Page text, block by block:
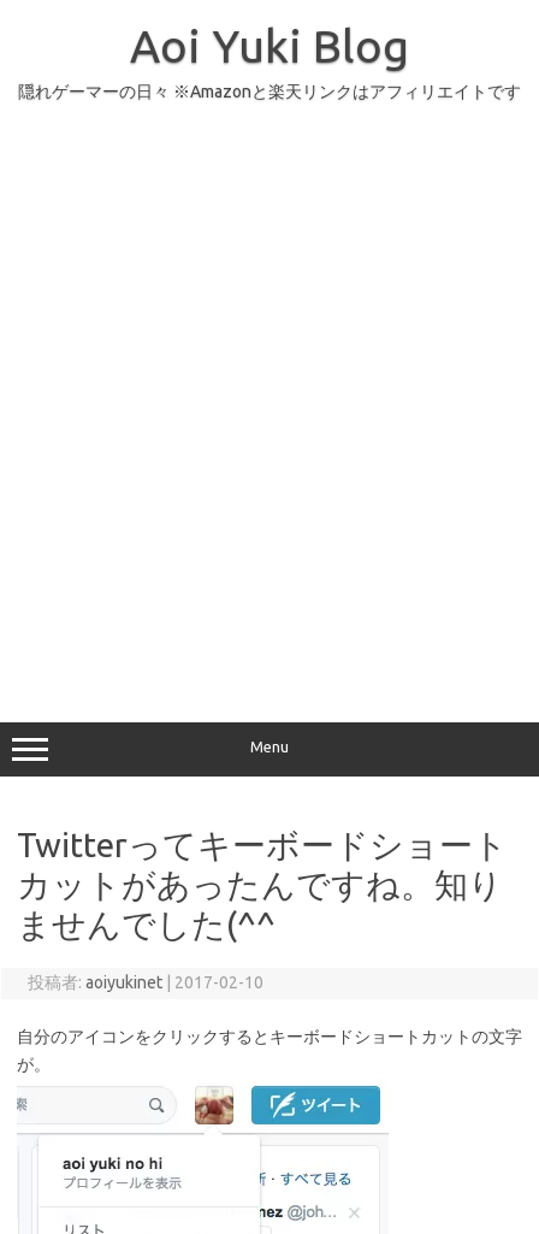
Aoi Yuki Blog
隠れゲーマーの日々 ※Amazonと楽天リンクはアフィリエイトです
Menu
Twitterってキーボードショート
カットがあったんですね。知り
ませんでした(^^ゞ
投稿者: aoiyukinet 2017-02-10
自分のアイコンをクリックするとキーボードショートカットの文字
が。